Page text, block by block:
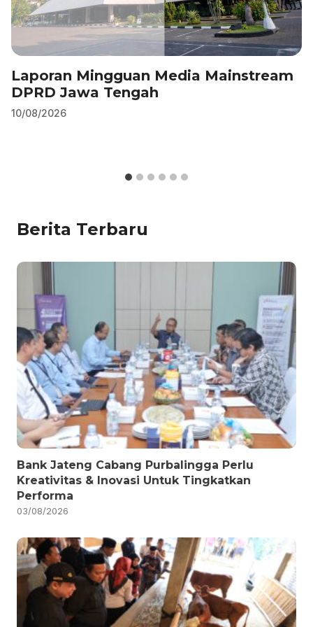
Laporan Mingguan Media Mainstream
DPRD Jawa Tengah
10/08/2026
Berita Terbaru
Bank Jateng Cabang Purbalingga Perlu
Kreativitas & Inovasi Untuk Tingkatkan
Performa
03/08/2026